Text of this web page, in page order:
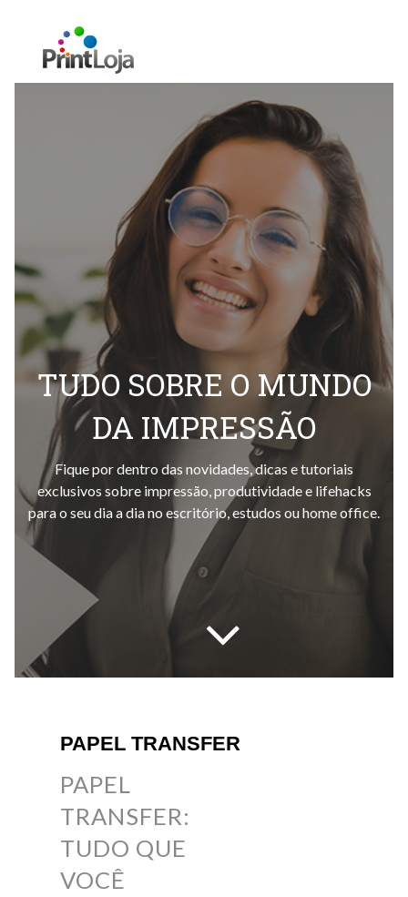
TUDO SOBRE O MUNDO
DA IMPRESSÃO
Fique por dentro das novidades, dicas e tutoriais
exclusivos sobre impressão, produtividade e lifehacks
para o seu dia a dia no escritório, estudos ou home office.
PAPEL TRANSFER
PAPEL
TRANSFER:
TUDO QUE
VOCÊ